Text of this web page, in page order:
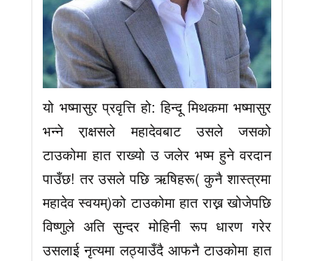
यो भष्मासुर प्रवृत्ति हो: हिन्दू मिथकमा भष्मासुर
भन्ने रा़क्षसले महादेवबाट उसले जसको
टाउकोमा हात राख्यो उ जलेर भष्म हुने वरदान
पाउँछ! तर उसले पछि ऋषिहरू( कुनै शास्त्रमा
महादेव स्वयम्)को टाउकोमा हात राख्न खोजेपछि
विष्णुले अति सुन्दर मोहिनी रूप धारण गरेर
उसलाई नृत्यमा लठ्याउँदै आफनै टाउकोमा हात